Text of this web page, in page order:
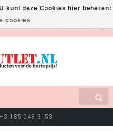
EUR
048 3153
kunt deze Cookies hier beheren:
cookies